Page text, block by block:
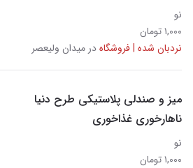
نو
۱,۰۰۰ تومان
نردبان شده | فروشگاهدر میدان ولیعصر
میز و صندلی پلاستیکی طرح دنیا
ناهارخوری غذاخوری
نو
۱,۰۰۰ تومان